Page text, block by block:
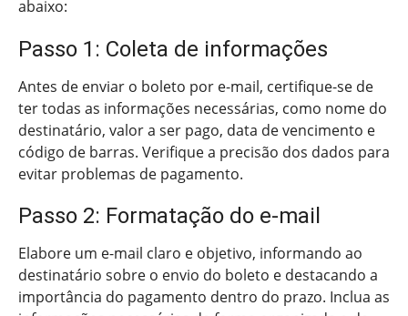
abaixo:
Passo 1: Coleta de informações
Antes de enviar o boleto por e-mail, certifique-se de
ter todas as informações necessárias, como nome do
destinatário, valor a ser pago, data de vencimento e
código de barras. Verifique a precisão dos dados para
evitar problemas de pagamento.
Passo 2: Formatação do e-mail
Elabore um e-mail claro e objetivo, informando ao
destinatário sobre o envio do boleto e destacando a
importância do pagamento dentro do prazo. Inclua as